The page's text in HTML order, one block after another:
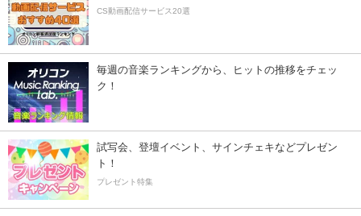
CS動画配信サービス20選
毎週の音楽ランキングから、ヒットの推移をチェッ
ク！
試写会、登壇イベント、サインチェキなどプレゼン
ト！
プレゼント特集